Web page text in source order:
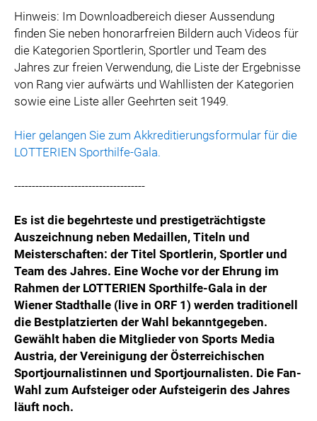
PRESSEKONTAKT
Hinweis: Im Downloadbereich dieser Aussendung
finden Sie neben honorarfreien Bildern auch Videos für
die Kategorien Sportlerin, Sportler und Team des
Jahres zur freien Verwendung, die Liste der Ergebnisse
von Rang vier aufwärts und Wahllisten der Kategorien
sowie eine Liste aller Geehrten seit 1949.
Hier gelangen Sie zum Akkreditierungsformular für die
LOTTERIEN Sporthilfe-Gala.
-------------------------------------
Es ist die begehrteste und prestigeträchtigste
Auszeichnung neben Medaillen, Titeln und
Meisterschaften: der Titel Sportlerin, Sportler und
Team des Jahres. Eine Woche vor der Ehrung im
Rahmen der LOTTERIEN Sporthilfe-Gala in der
Wiener Stadthalle (live in ORF 1) werden traditionell
die Bestplatzierten der Wahl bekanntgegeben.
Gewählt haben die Mitglieder von Sports Media
Austria, der Vereinigung der Österreichischen
Sportjournalistinnen und Sportjournalisten. Die Fan-
Wahl zum Aufsteiger oder Aufsteigerin des Jahres
läuft noch.